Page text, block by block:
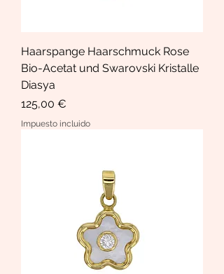
Haarspange Haarschmuck Rose
Bio-Acetat und Swarovski Kristalle
Diasya
Precio
125,00 €
Impuesto incluido